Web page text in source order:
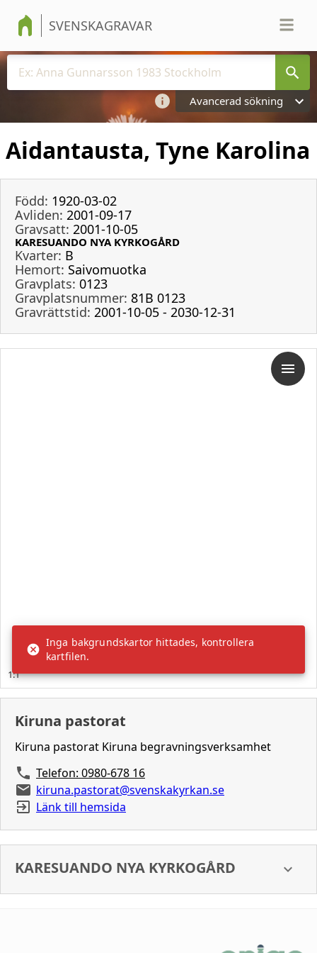
SVENSKAGRAVAR
Avancerad sökning
Aidantausta, Tyne Karolina
Född: 1920-03-02
Avliden: 2001-09-17
Gravsatt: 2001-10-05
KARESUANDO NYA KYRKOGÅRD
Kvarter: B
Hemort: Saivomuotka
Gravplats: 0123
Gravplatsnummer: 81B 0123
Gravrättstid: 2001-10-05 - 2030-12-31
Kiruna pastorat
Kiruna pastorat Kiruna begravningsverksamhet
Telefon: 0980-678 16
kiruna.pastorat@svenskakyrkan.se
Länk till hemsida
KARESUANDO NYA KYRKOGÅRD